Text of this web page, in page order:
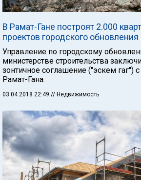
В Рамат-Гане построят 2.000
проектов городского обновления
Управление по городскому
министерстве строительства
зонтичное соглашение ("эскем гаг")
Рамат-Гана.
03.04.2018 22:49 // Недвижимость